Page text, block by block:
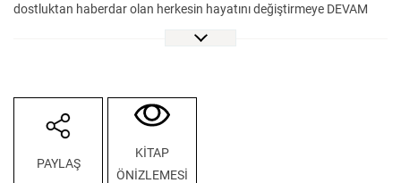
dostluktan haberdar olan herkesin hayatını değiştirmeye DEVAM
PAYLAŞ
KİTAP
ÖNİZLEMESİ